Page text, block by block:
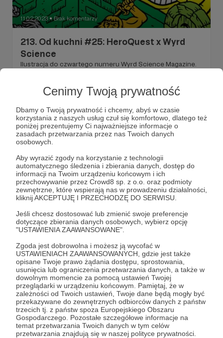
Cenimy Twoją prywatność
Dbamy o Twoją prywatność i chcemy, abyś w czasie
korzystania z naszych usług czuł się komfortowo, dlatego też
poniżej prezentujemy Ci najważniejsze informacje o
zasadach przetwarzania przez nas Twoich danych
osobowych.
Aby wyrazić zgody na korzystanie z technologii
automatycznego śledzenia i zbierania danych, dostęp do
informacji na Twoim urządzeniu końcowym i ich
przechowywanie przez Crowd8 sp. z o.o. oraz podmioty
zewnętrzne, które wspierają nas w prowadzeniu działalności,
kliknij AKCEPTUJĘ I PRZECHODZĘ DO SERWISU.
Jeśli chcesz dostosować lub zmienić swoje preferencje
dotyczące zbierania danych osobowych, wybierz opcję
"USTAWIENIA ZAAWANSOWANE".
Zgoda jest dobrowolna i możesz ją wycofać w
USTAWIENIACH ZAAWANSOWANYCH, gdzie jest także
opisane Twoje prawo żądania dostępu, sprostowania,
usunięcia lub ograniczenia przetwarzania danych, a także w
dowolnym momencie za pomocą ustawień Twojej
przeglądarki w urządzeniu końcowym. Pamiętaj, że w
zależności od Twoich ustawień, Twoje dane będą mogły być
przekazywane do zewnętrznych odbiorców danych z państw
trzecich tj. z państw spoza Europejskiego Obszaru
Gospodarczego. Pozostałe szczegółowe informacje na
temat przetwarzania Twoich danych w tym celów
przetwarzania znajdują się w naszej polityce prywatności.
11.02.2023 ● Brak komentarzy
213. Od kuchni #25: HeroQuest x Wyrd
Science
Ilustracja do czwartego numeru Wyrd Science Magazine.
heroquest fantasy tabletop +3
06.07.2022 ● Brak komentarzy
188. Przedpremierowo #77
Czy gry planszowe i horrory mają ze sobą coś
wspólnego? Ilustracja do trzeciego numeru Wyrd Science
Magazine. Przedpremierowo, dla Patronów.
wyrd science ilustracja gry planszowe +3